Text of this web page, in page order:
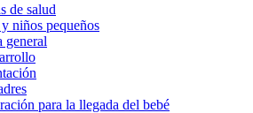
de salud
niños pequeños
general
para la llegada del bebé